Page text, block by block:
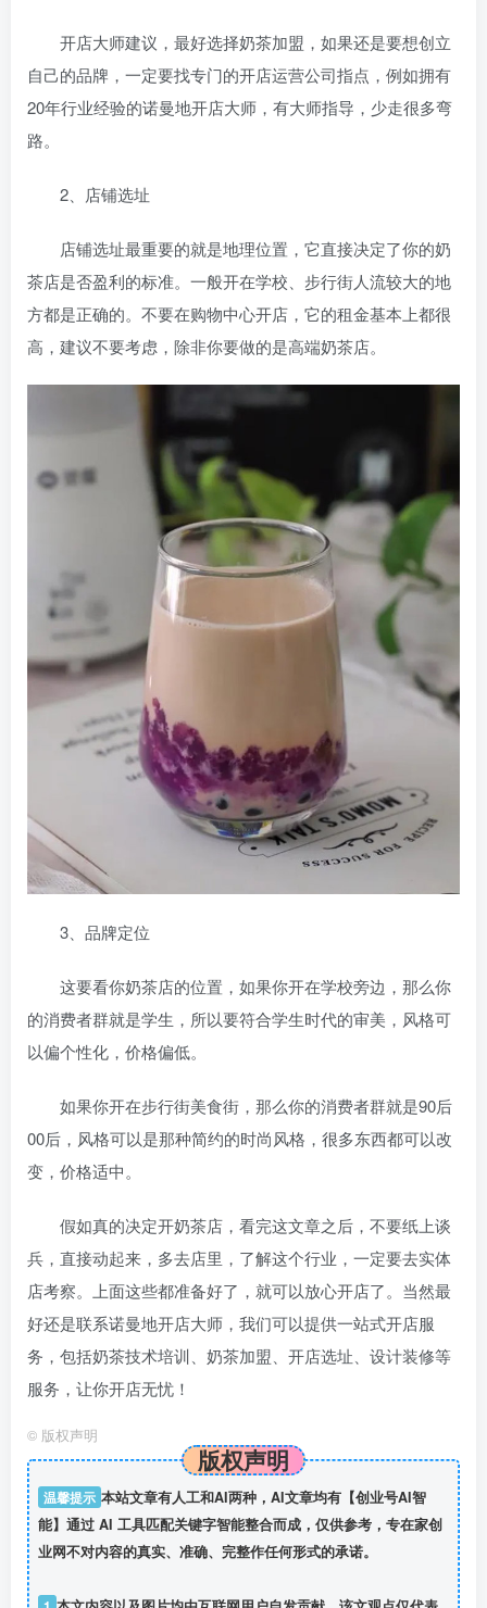
开店大师建议，最好选择奶茶加盟，如果还是要想创立
自己的品牌，一定要找专门的开店运营公司指点，例如拥有
20年行业经验的诺曼地开店大师，有大师指导，少走很多弯
路。
2、店铺选址
店铺选址最重要的就是地理位置，它直接决定了你的奶
茶店是否盈利的标准。一般开在学校、步行街人流较大的地
方都是正确的。不要在购物中心开店，它的租金基本上都很
高，建议不要考虑，除非你要做的是高端奶茶店。
3、品牌定位
这要看你奶茶店的位置，如果你开在学校旁边，那么你
的消费者群就是学生，所以要符合学生时代的审美，风格可
以偏个性化，价格偏低。
如果你开在步行街美食街，那么你的消费者群就是90后
00后，风格可以是那种简约的时尚风格，很多东西都可以改
变，价格适中。
假如真的决定开奶茶店，看完这文章之后，不要纸上谈
兵，直接动起来，多去店里，了解这个行业，一定要去实体
店考察。上面这些都准备好了，就可以放心开店了。当然最
好还是联系诺曼地开店大师，我们可以提供一站式开店服
务，包括奶茶技术培训、奶茶加盟、开店选址、设计装修等
服务，让你开店无忧！
© 版权声明
版权声明
温馨提示 本站文章有人工和AI两种，AI文章均有【创业号AI智
能】通过 AI 工具匹配关键字智能整合而成，仅供参考，专在家创
业网不对内容的真实、准确、完整作任何形式的承诺。